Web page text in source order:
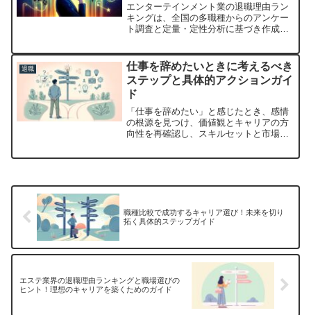
エンターテインメント業の退職理由ラン
キングは、全国の多職種からのアンケー
ト調査と定量・定性分析に基づき作成。
めの信頼性の高いデータを提供します。
退職
仕事を辞めたいときに考えるべき
ステップと具体的アクションガイ
ド
「仕事を辞めたい」と感じたとき、感情
の根源を見つけ、価値観とキャリアの方
向性を再確認し、スキルセットと市場ニ
チし、他者の意見を取り入れ、リスクと
職種比較で成功するキャリア選び！未来を切り
拓く具体的ステップガイド
エステ業界の退職理由ランキングと職場選びの
ヒント！理想のキャリアを築くためのガイド